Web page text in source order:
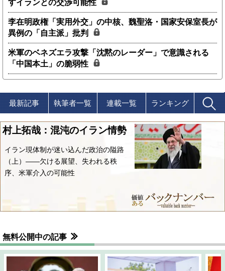
すイランとの交渉可能性
李在明政権「実用外交」の中核、魏聖洛・国家安保室長が
異例の「自主派」批判
米軍のベネズエラ攻撃「沈黙のレーダー」で意識される
「中国本土」の脆弱性
最新記事 執筆者一覧 連載一覧 ランキング
村上拓哉：混沌のイラン情勢
イラン現体制が迷い込んだ政治の隘路
（上）――欠ける展望、失われる秩
序、米軍介入の可能性
無料公開中の記事